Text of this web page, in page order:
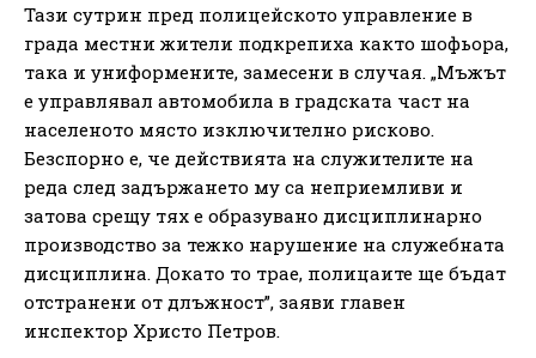
Тази сутрин пред полицейското управление в
града местни жители подкрепиха както шофьора,
така и униформените, замесени в случая. „Мъжът
е управлявал автомобила в градската част на
населеното място изключително рисково.
Безспорно е, че действията на служителите на
реда след задържането му са неприемливи и
затова срещу тях е образувано дисциплинарно
производство за тежко нарушение на служебната
дисциплина. Докато то трае, полицаите ще бъдат
отстранени от длъжност”, заяви главен
инспектор Христо Петров.